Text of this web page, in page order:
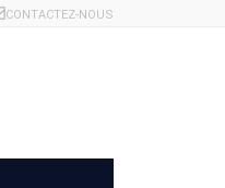
CONTACTEZ-NOUS